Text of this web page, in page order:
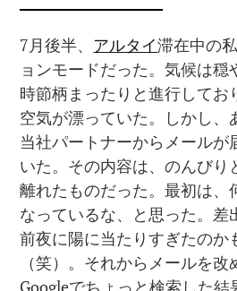
7月後半、 アルタイ滞在中の
ョンモードだった。気候は穏
時節柄まったりと進行してお
空気が漂っていた。しかし、
当社パートナーからメールが
いた。その内容は、のんびり
離れたものだった。最初は、
なっているな、と思った。差
前夜に陽に当たりすぎたのか
（笑）。それからメールを改
Googleでちょっと検索した結